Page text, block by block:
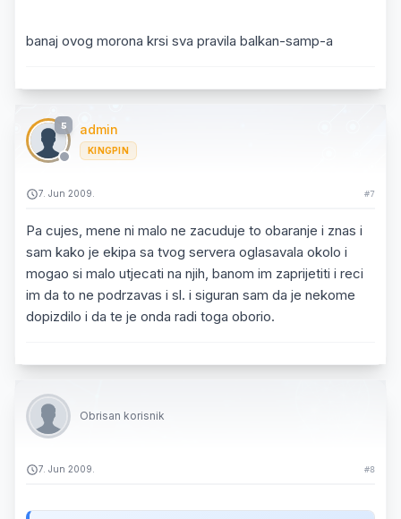
banaj ovog morona krsi sva pravila balkan-samp-a
5 admin
KINGPIN
7. Jun 2009. #7
Pa cujes, mene ni malo ne zacuduje to obaranje i znas i
sam kako je ekipa sa tvog servera oglasavala okolo i
mogao si malo utjecati na njih, banom im zaprijetiti i reci
im da to ne podrzavas i sl. i siguran sam da je nekome
dopizdilo i da te je onda radi toga oborio.
Obrisan korisnik
7. Jun 2009. #8